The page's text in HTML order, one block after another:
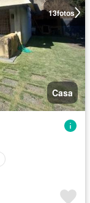
13fotos
Casa